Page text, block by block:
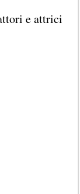
e attrici